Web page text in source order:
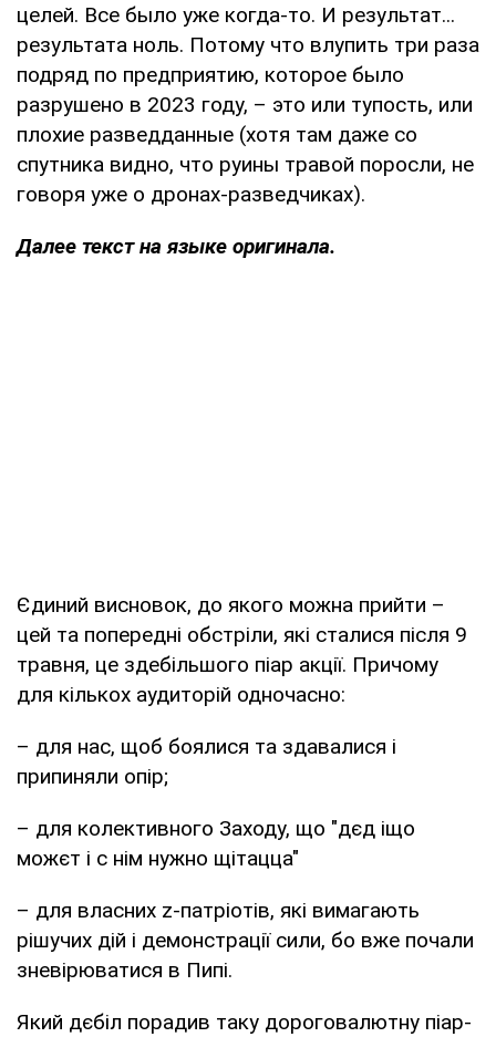
целей. Все было уже когда-то. И результат...
результата ноль. Потому что влупить три раза
подряд по предприятию, которое было
разрушено в 2023 году, – это или тупость, или
плохие разведданные (хотя там даже со
спутника видно, что руины травой поросли, не
говоря уже о дронах-разведчиках).
Далее текст на языке оригинала.
Єдиний висновок, до якого можна прийти –
цей та попередні обстріли, які сталися після 9
травня, це здебільшого піар акції. Причому
для кількох аудиторій одночасно:
– для нас, щоб боялися та здавалися і
припиняли опір;
– для колективного Заходу, що "дєд іщо
можєт і с нім нужно щітацца"
– для власних z-патріотів, які вимагають
рішучих дій і демонстрації сили, бо вже почали
зневірюватися в Пипі.
Який дєбіл порадив таку дороговалютну піар-